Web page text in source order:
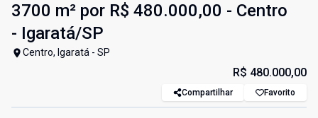
3700 m² por R$ 480.000,00 - Centro
- Igaratá/SP
Centro, Igaratá - SP
R$ 480.000,00
Compartilhar Favorito